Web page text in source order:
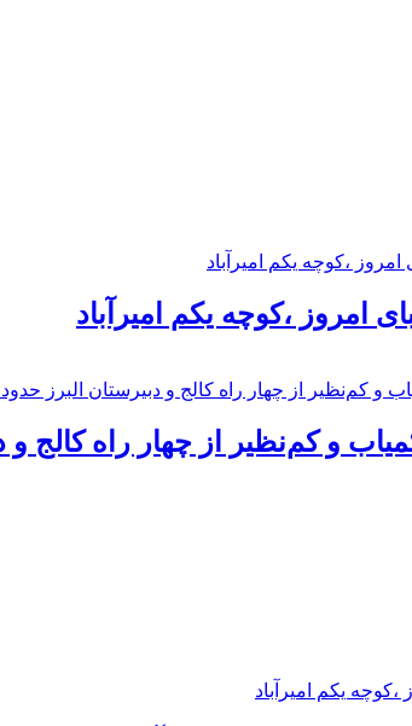
امروز ،کوچه یکم امیرآباد
و کم‌نظیر از چهار راه كالج و